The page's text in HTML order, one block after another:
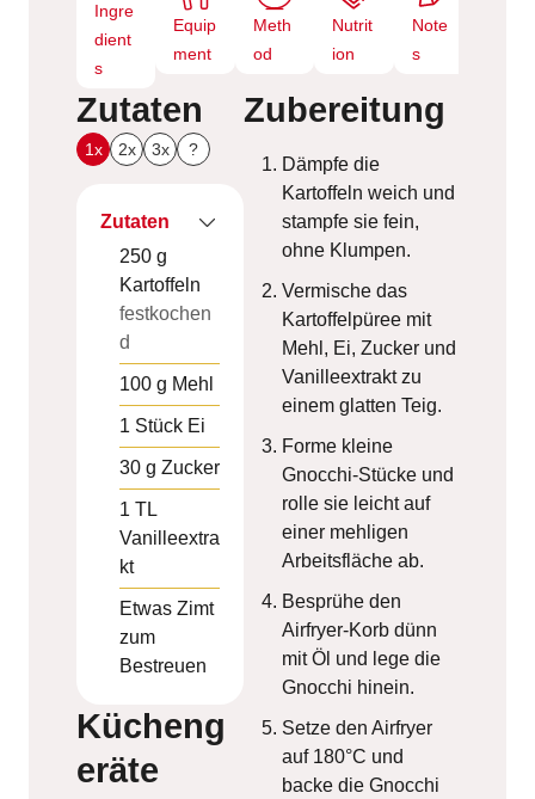
Ingre
dient
s
Equip
ment
Meth
od
Nutrit
ion
Note
s
Zutaten
1x 2x 3x ?
Zutaten
250 g
Kartoffeln
festkochen
d
100 g Mehl
1 Stück Ei
30 g Zucker
1 TL
Vanilleextra
kt
Etwas Zimt
zum
Bestreuen
Kücheng
eräte
Zubereitung
Dämpfe die
Kartoffeln weich und
stampfe sie fein,
ohne Klumpen.
Vermische das
Kartoffelpüree mit
Mehl, Ei, Zucker und
Vanilleextrakt zu
einem glatten Teig.
Forme kleine
Gnocchi-Stücke und
rolle sie leicht auf
einer mehligen
Arbeitsfläche ab.
Besprühe den
Airfryer-Korb dünn
mit Öl und lege die
Gnocchi hinein.
Setze den Airfryer
auf 180°C und
backe die Gnocchi